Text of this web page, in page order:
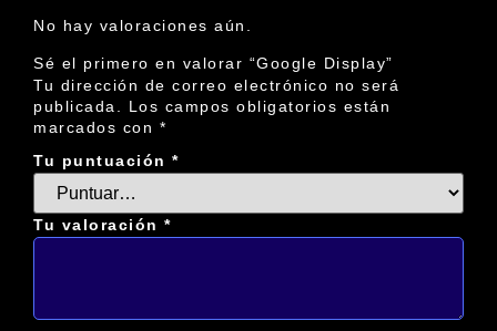
No hay valoraciones aún.
Sé el primero en valorar “Google Display”
Tu dirección de correo electrónico no será
publicada.
Los campos obligatorios están
marcados con *
Tu puntuación *
Tu valoración *